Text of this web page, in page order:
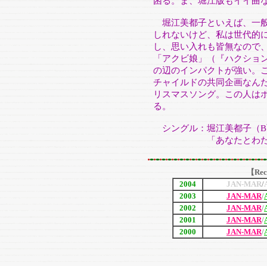
堀江美都子といえば、一
しれないけど、私は世代的
し、思い入れも皆無なので
「アクビ娘」（『ハクシ
の辺のインパクトが強い。
チャイルドの共同企画なん
リスマスソング。この人は
る。
シングル：堀江美都子（
「あなたとわたしの
【
2004
JAN-MAR/
2003
JAN-MAR/
2002
JAN-MAR/
2001
JAN-MAR/
2000
JAN-MAR/